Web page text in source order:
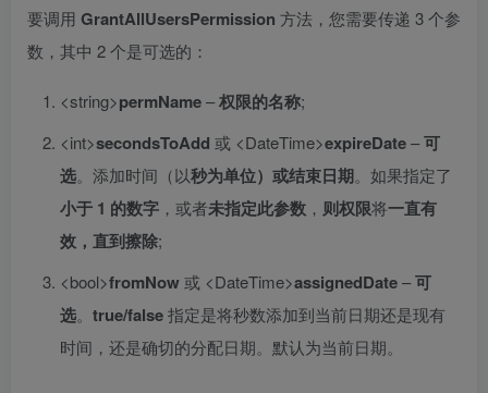
要调用 GrantAllUsersPermission 方法，您需要传递 3 个参
数，其中 2 个是可选的：
<string>permName–权限的名称;
<int>secondsToAdd 或 <DateTime>expireDate–可
选。添加时间（以秒为单位）或结束日期。如果指定了
小于 1 的数字 ，或者未指定此参数 ， 则权限将一直有
效，直到擦除;
<bool>fromNow或 <DateTime>assignedDate–可
选。 true/false指定是将秒数添加到当前日期还是现有
时间，还是确切的分配日期。默认为当前日期。